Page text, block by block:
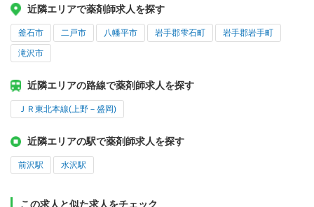
近隣エリアで薬剤師求人を探す
釜石市 二戸市 八幡平市 岩手郡雫石町 岩手郡岩手町
滝沢市
近隣エリアの路線で薬剤師求人を探す
ＪＲ東北本線(上野－盛岡)
近隣エリアの駅で薬剤師求人を探す
前沢駅 水沢駅
この求人と似た求人をチェック